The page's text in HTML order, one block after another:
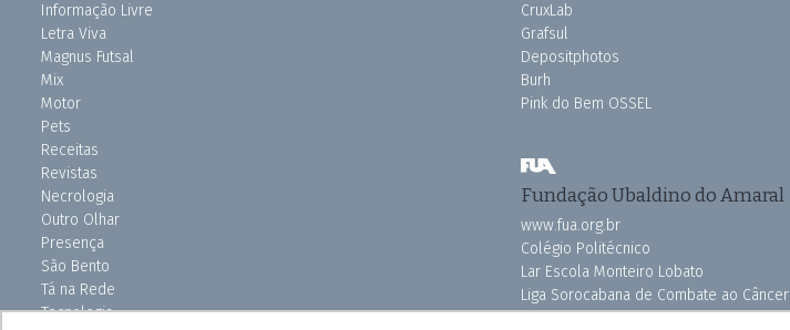
Informação Livre
Letra Viva
Magnus Futsal
Mix
Motor
Pets
Receitas
Revistas
Necrologia
Outro Olhar
Presença
São Bento
Tá na Rede
Tecnologia
CruxLab
Grafsul
Depositphotos
Burh
Pink do Bem OSSEL
Fundação Ubaldino do Amaral
www.fua.org.br
Colégio Politécnico
Lar Escola Monteiro Lobato
Liga Sorocabana de Combate ao Câncer
Vila dos Velhinhos